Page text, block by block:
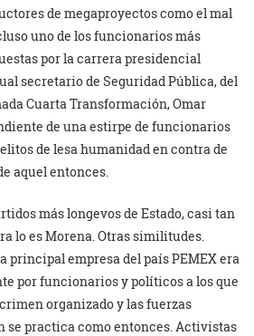
de megaproyectos como el mal
uno de los funcionarios más
por la carrera presidencial
secretario de Seguridad Pública, del
Cuarta Transformación, Omar
de una estirpe de funcionarios
de lesa humanidad en contra de
aquel entonces.
más longevos de Estado, casi tan
lo es Morena. Otras similitudes.
principal empresa del país PEMEX era
por funcionarios y políticos a los que
organizado y las fuerzas
se practica como entonces. Activistas